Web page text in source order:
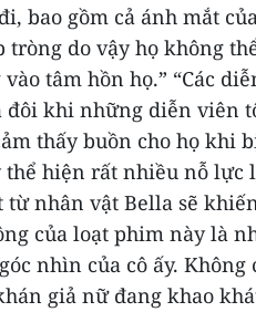
bao gồm cả ánh mắt
do vậy họ không
tâm hồn họ.” “Các
khi những diễn viên
thấy buồn cho họ khi
thể hiện rất nhiều nỗ lực
nhân vật Bella sẽ
của loạt phim này là
nhìn của cô ấy.
giả nữ đang khao